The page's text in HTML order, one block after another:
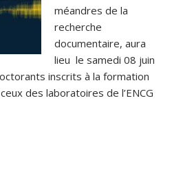
méandres de la
recherche
documentaire, aura
lieu le samedi 08 juin
inscrits à la formation
des laboratoires de l’ENCG